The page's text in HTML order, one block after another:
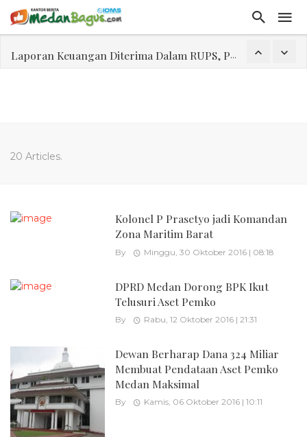
20 Articles.
Kolonel P Prasetyo jadi Komandan
Zona Maritim Barat
By Minggu, 30 Oktober 2016 | 08:18
DPRD Medan Dorong BPK Ikut
Telusuri Aset Pemko
By Rabu, 12 Oktober 2016 | 21:31
Dewan Berharap Dana 324 Miliar
Membuat Pendataan Aset Pemko
Medan Maksimal
By Kamis, 06 Oktober 2016 | 10:11